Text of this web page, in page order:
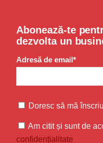
Abonează-te
dezvolta un
Adresă de email*
Doresc să mă
Am citit și sunt de
confidențialitate